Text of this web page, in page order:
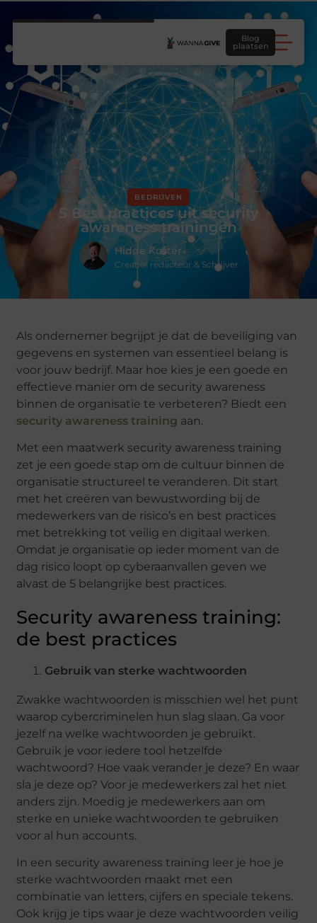
Blog
plaatsen
BEDRIJVEN
5 Best practices uit security
awareness trainingen
Hidde Koster
Creatief redacteur & Schrijver
Als ondernemer begrijpt je dat de beveiliging van
gegevens en systemen van essentieel belang is
voor jouw bedrijf. Maar hoe kies je een goede en
effectieve manier om de security awareness
binnen de organisatie te verbeteren? Biedt een
security awareness training aan.
Met een maatwerk security awareness training
zet je een goede stap om de cultuur binnen de
organisatie structureel te veranderen. Dit start
met het creëren van bewustwording bij de
medewerkers van de risico’s en best practices
met betrekking tot veilig en digitaal werken.
Omdat je organisatie op ieder moment van de
dag risico loopt op cyberaanvallen geven we
alvast de 5 belangrijke best practices.
Security awareness training:
de best practices
Gebruik van sterke wachtwoorden
Zwakke wachtwoorden is misschien wel het punt
waarop cybercriminelen hun slag slaan. Ga voor
jezelf na welke wachtwoorden je gebruikt.
Gebruik je voor iedere tool hetzelfde
wachtwoord? Hoe vaak verander je deze? En waar
sla je deze op? Voor je medewerkers zal het niet
anders zijn. Moedig je medewerkers aan om
sterke en unieke wachtwoorden te gebruiken
voor al hun accounts.
In een security awareness training leer je hoe je
sterke wachtwoorden maakt met een
combinatie van letters, cijfers en speciale tekens.
Ook krijg je tips waar je deze wachtwoorden veilig